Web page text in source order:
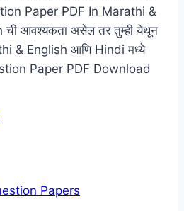
Paper PDF In Marathi &
आवश्यकता असेल तर तुम्ही येथून
& English आणि Hindi मध्ये
Paper PDF Download
Papers